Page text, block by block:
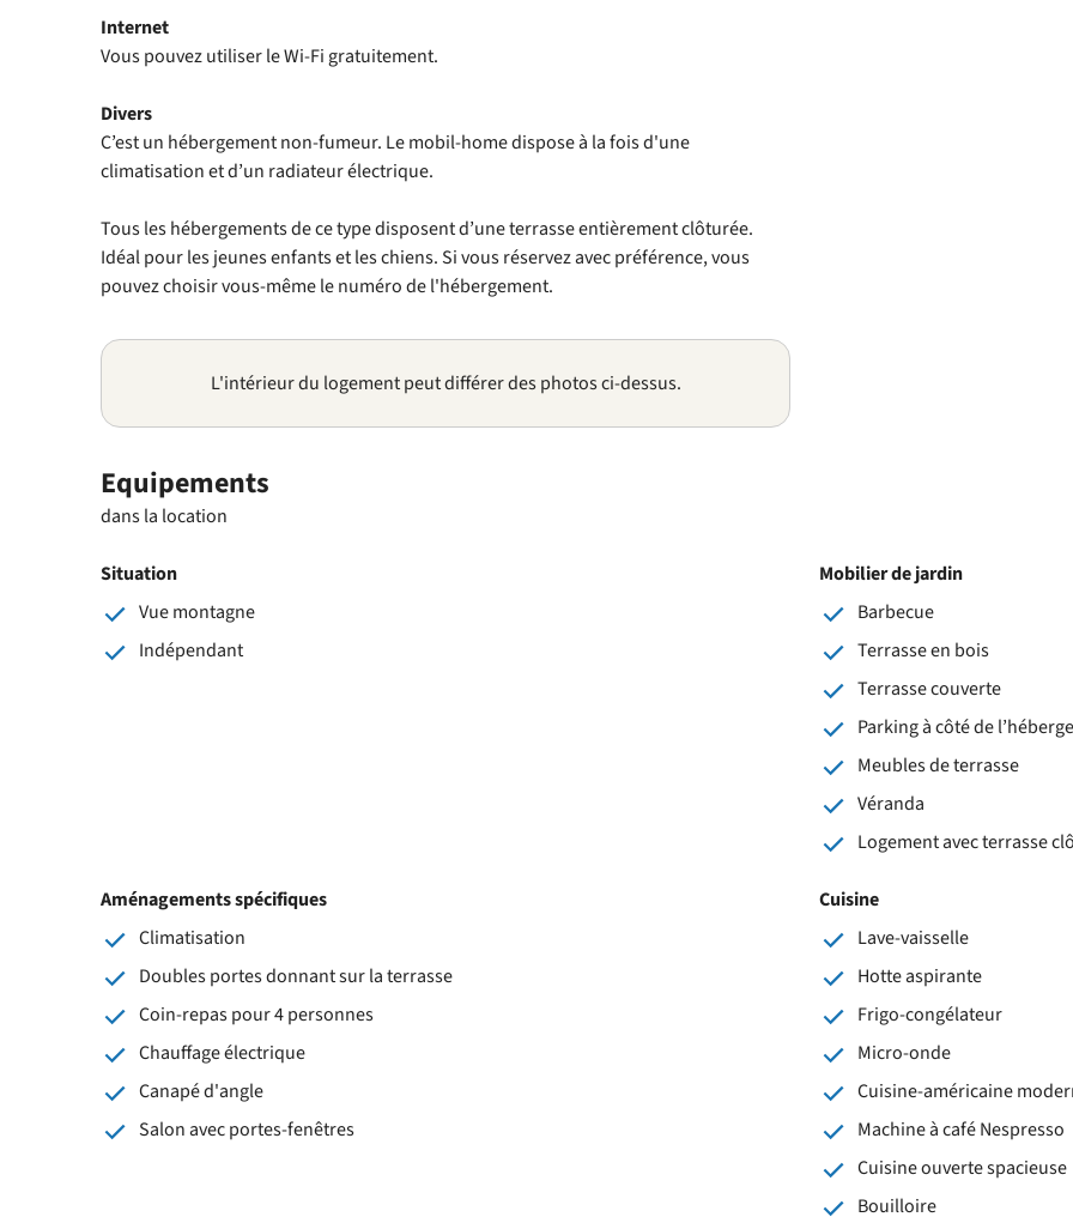
Internet
Vous pouvez utiliser le Wi-Fi gratuitement.
Divers
C’est un hébergement non-fumeur. Le mobil-home dispose à la fois d'une
climatisation et d’un radiateur électrique.
Tous les hébergements de ce type disposent d’une terrasse entièrement clôturée.
Idéal pour les jeunes enfants et les chiens. Si vous réservez avec préférence, vous
pouvez choisir vous-même le numéro de l'hébergement.
L'intérieur du logement peut différer des photos ci-dessus.
Equipements
dans la location
Situation
Vue montagne
Indépendant
Mobilier de jardin
Barbecue
Terrasse en bois
Terrasse couverte
Parking à côté de
Meubles de terrasse
Véranda
Logement avec terrasse
Aménagements spécifiques
Climatisation
Doubles portes donnant sur la terrasse
Coin-repas pour 4 personnes
Chauffage électrique
Canapé d'angle
Salon avec portes-fenêtres
Cuisine
Lave-vaisselle
Hotte aspirante
Frigo-congélateur
Micro-onde
Cuisine-américaine
Machine à café Nespresso
Cuisine ouverte spacieuse
Bouilloire